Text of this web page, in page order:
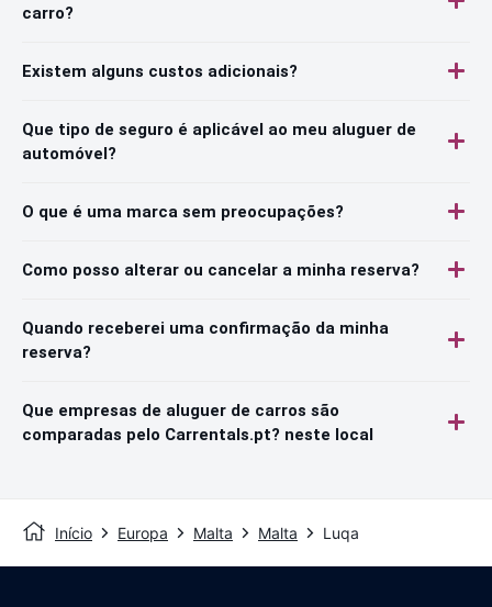
carro?
Existem alguns custos adicionais?
Que tipo de seguro é aplicável ao meu aluguer de
automóvel?
O que é uma marca sem preocupações?
Como posso alterar ou cancelar a minha reserva?
Quando receberei uma confirmação da minha
reserva?
Que empresas de aluguer de carros são
comparadas pelo Carrentals.pt? neste local
Início Europa Malta Malta Luqa